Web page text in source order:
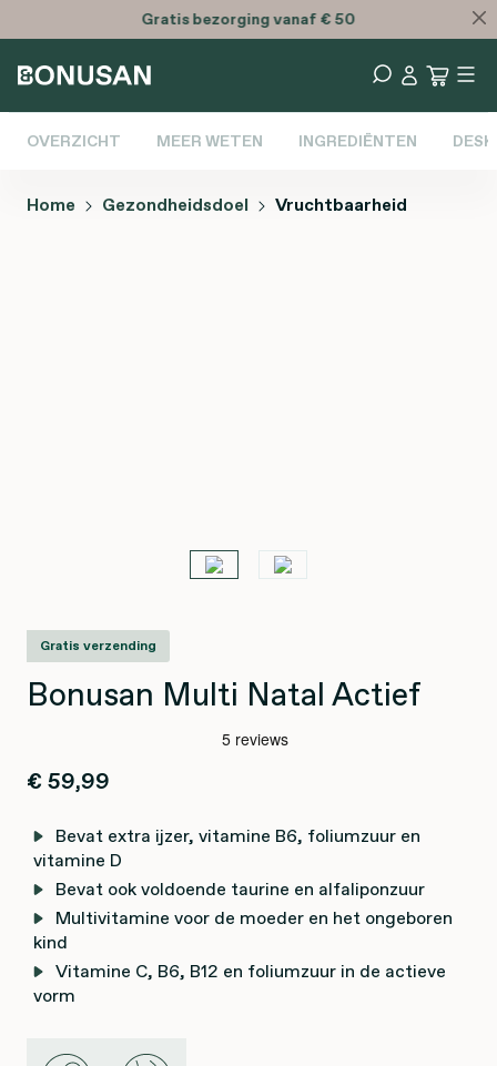
Gratis bezorging vanaf € 50
OVERZICHT MEER WETEN INGREDIËNTEN
Home Gezondheidsdoel Vruchtbaarheid
Gratis verzending
Bonusan Multi Natal Actief
€ 59,99
Bevat extra ijzer, vitamine B6, foliumzuur en
vitamine D
Bevat ook voldoende taurine en alfaliponzuur
Multivitamine voor de moeder en het ongeboren
kind
Vitamine C, B6, B12 en foliumzuur in de actieve
vorm